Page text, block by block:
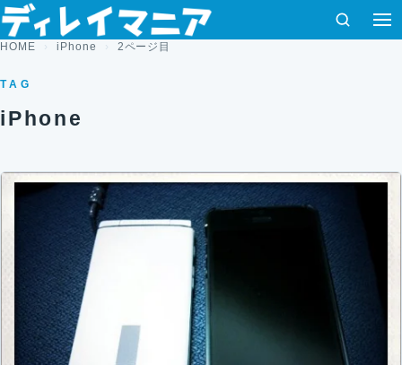
コンテンツへスキップ
検索
HOME iPhone 2ページ目
TAG
iPhone